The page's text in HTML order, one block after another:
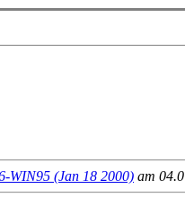
WIN95 (Jan 18 2000) am